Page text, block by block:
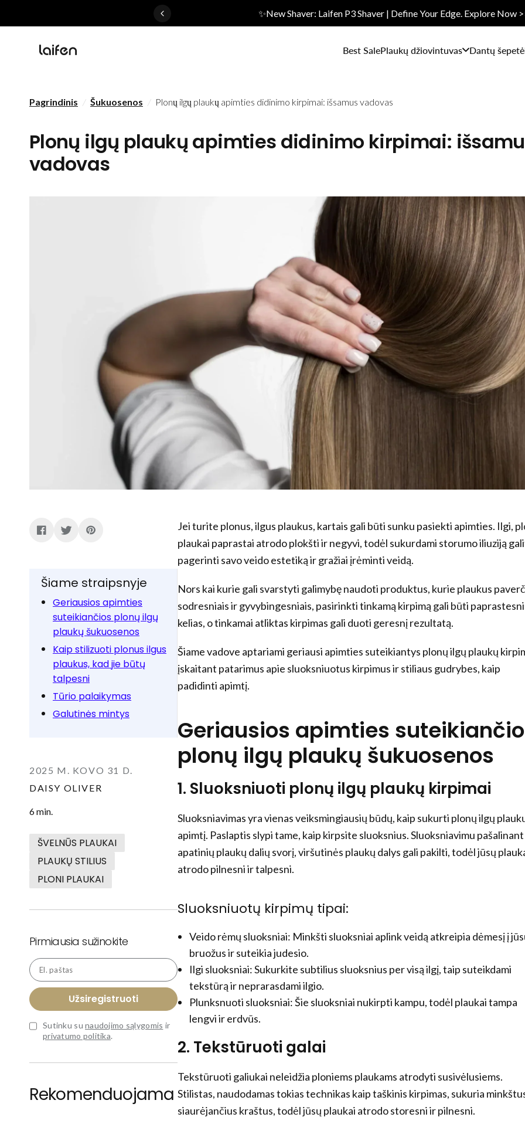
✨New Shaver: Laifen P3 Shaver | Define Your Edge. Explore Now
Best SalePlaukų džiovintuvas Dantų
Pagrindinis / Šukuosenos / Plonų ilgų plaukų apimties didinimo kirpimai: išsamus vadovas
Plonų ilgų plaukų apimties didinimo kirpimai:
vadovas
Šiame straipsnyje
Geriausios apimties
suteikiančios plonų ilgų
plaukų šukuosenos
Kaip stilizuoti plonus ilgus
plaukus, kad jie būtų
talpesni
Tūrio palaikymas
Galutinės mintys
2025 M. KOVO 31 D.
DAISY OLIVER
6 min.
ŠVELNŪS PLAUKAI
PLAUKŲ STILIUS
PLONI PLAUKAI
Pirmiausia sužinokite
El. paštas
Užsiregistruoti
Sutinku sunaudojimo sąlygomis ir
privatumo politika.
Rekomenduojama
Jei turite plonus, ilgus plaukus, kartais gali būti sunku pasiekti apimties. Ilgi,
plaukai paprastai atrodo plokšti ir negyvi, todėl sukurdami storumo iliuziją
pagerinti savo veido estetiką ir gražiai įrėminti veidą.
Nors kai kurie gali svarstyti galimybę naudoti produktus, kurie plaukus
sodresniais ir gyvybingesniais, pasirinkti tinkamą kirpimą gali būti
kelias, o tinkamai atliktas kirpimas gali duoti geresnį rezultatą.
Šiame vadove aptariami geriausi apimties suteikiantys plonų ilgų plaukų
įskaitant patarimus apie sluoksniuotus kirpimus ir stiliaus gudrybes, kaip
padidinti apimtį.
Geriausios apimties
plonų ilgų plaukų šukuosenos
1. Sluoksniuoti plonų ilgų plaukų kirpimai
Sluoksniavimas yra vienas veiksmingiausių būdų, kaip sukurti plonų ilgų
apimtį. Paslaptis slypi tame, kaip kirpsite sluoksnius. Sluoksniavimu pašalinant
apatinių plaukų dalių svorį, viršutinės plaukų dalys gali pakilti, todėl jūsų
atrodo pilnesni ir talpesni.
Sluoksniuotų kirpimų tipai:
Veido rėmų sluoksniai: Minkšti sluoksniai aplink veidą atkreipia dėmesį į
bruožus ir suteikia judesio.
Ilgi sluoksniai: Sukurkite subtilius sluoksnius per visą ilgį, taip suteikdami
tekstūrą ir neprarasdami ilgio.
Plunksnuoti sluoksniai: Šie sluoksniai nukirpti kampu, todėl plaukai tampa
lengvi ir erdvūs.
2. Tekstūruoti galai
Tekstūruoti galiukai neleidžia ploniems plaukams atrodyti susivėlusiems.
Stilistas, naudodamas tokias technikas kaip taškinis kirpimas, sukuria
siaurėjančius kraštus, todėl jūsų plaukai atrodo storesni ir pilnesni.